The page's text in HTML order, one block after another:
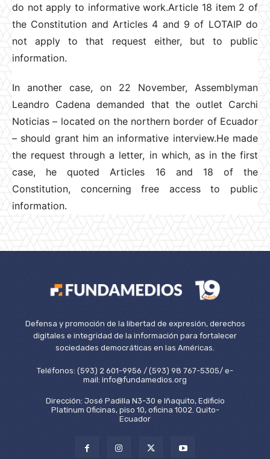
do not apply to informative work.Article 18 item 2 of
the Constitution and Articles 4 and 9 of LOTAIP do
not apply to that request either, but to public
information.
In another case, on 22 November, Assemblyman
Leandro Cadena demanded that the outlet Carchi
Noticias – located on the northern border of Ecuador
– should grant him an informative interview.He made
the request through a letter, in which, as in the first
case, he quoted Articles 16 and 18 of the
Constitution, concerning free access to public
information.
Defensa y promoción de la libertad de expresión, derechos
digitales e integridad de la información para fortalecer
sociedades democráticas en las Américas.
Teléfonos: (593) 2 601-9956 / (593) 98 767-5305/ e-
mail: info@fundamedios.org
Dirección: José Padilla N3-30 e Iñaquito, Edificio
Platinum Oficinas, piso 10, oficina 1002. Quito-
Ecuador